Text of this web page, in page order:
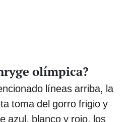
olímpica?
líneas arriba, la
toma del gorro frigio y
azul, blanco y rojo, los